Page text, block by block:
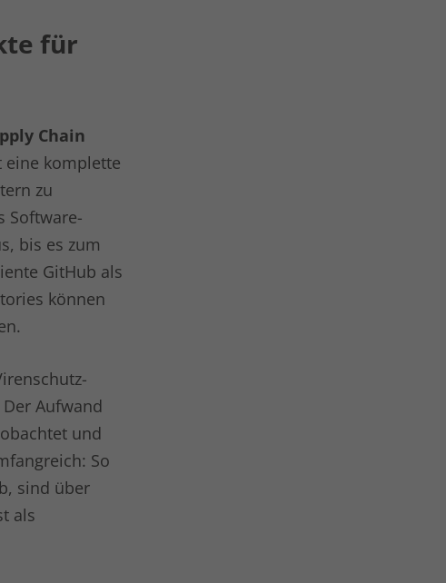
für
Chain
eine komplette
zu
Software-
bis es zum
GitHub als
können
Aufwand
und
So
sind über
als